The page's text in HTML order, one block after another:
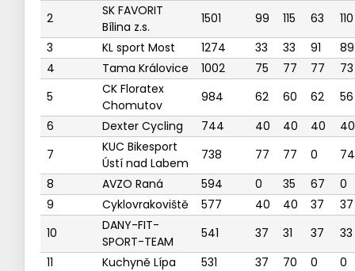
2
SK FAVORIT
Bílina z.s.
1501 99 115 63
110
3
KL sport Most 1274 33 33 91
89
4
Tama Královice 1002 75 77 77
73
5
CK Floratex
Chomutov
984 62 60 62
56
6
Dexter Cycling 744 40 40 40
40
7
KUC Bikesport
Ústí nad Labem
738 77 77 0
74
8
AVZO Raná 594 0 35 67
0
9
Cyklovrakoviště 577 40 40 37
37
10
DANY-FIT-
SPORT-TEAM
541 37 31 37
33
11
Kuchyně Lípa 531 37 70 0 0